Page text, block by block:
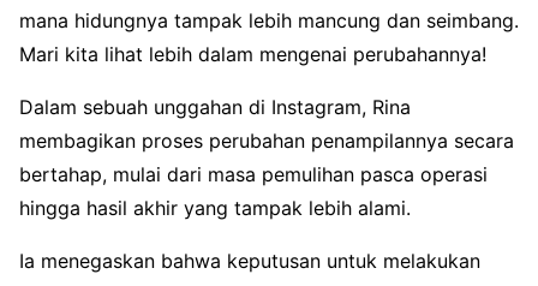
mana hidungnya tampak lebih mancung dan seimbang.
Mari kita lihat lebih dalam mengenai perubahannya!
Dalam sebuah unggahan di Instagram, Rina
membagikan proses perubahan penampilannya secara
bertahap, mulai dari masa pemulihan pasca operasi
hingga hasil akhir yang tampak lebih alami.
Ia menegaskan bahwa keputusan untuk melakukan